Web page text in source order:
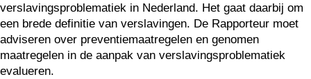
verslavingsproblematiek in Nederland. Het gaat daarbij om
een brede definitie van verslavingen. De Rapporteur moet
adviseren over preventiemaatregelen en genomen
maatregelen in de aanpak van verslavingsproblematiek
evalueren.